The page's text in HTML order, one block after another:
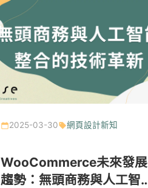
2025-03-30 網頁設計新知
WooCommerce未來發展
趨勢：無頭商務與人工智